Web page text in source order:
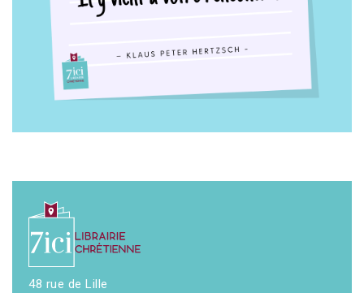
48 rue de Lille